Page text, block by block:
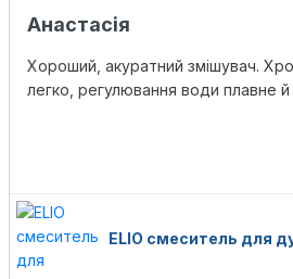
Анастасія
Хороший, акуратний змішувач.
легко, регулювання води плавне й
ELIO смеситель для